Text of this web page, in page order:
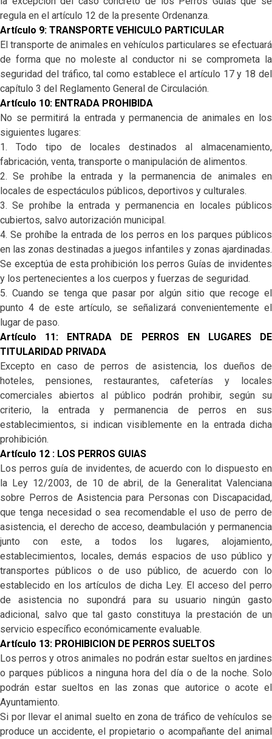
regula en el artículo 12 de la presente Ordenanza.
Artículo 9: TRANSPORTE VEHICULO PARTICULAR
El transporte de animales en vehículos particulares se efectuará
de forma que no moleste al conductor ni se comprometa la
seguridad del tráfico, tal como establece el artículo 17 y 18 del
capítulo 3 del Reglamento General de Circulación.
Artículo 10: ENTRADA PROHIBIDA
No se permitirá la entrada y permanencia de animales en los
siguientes lugares:
1. Todo tipo de locales destinados al almacenamiento,
fabricación, venta, transporte o manipulación de alimentos.
2. Se prohíbe la entrada y la permanencia de animales en
locales de espectáculos públicos, deportivos y culturales.
3. Se prohíbe la entrada y permanencia en locales públicos
cubiertos, salvo autorización municipal.
4. Se prohíbe la entrada de los perros en los parques públicos
en las zonas destinadas a juegos infantiles y zonas ajardinadas.
Se exceptúa de esta prohibición los perros Guías de invidentes
y los pertenecientes a los cuerpos y fuerzas de seguridad.
5. Cuando se tenga que pasar por algún sitio que recoge el
punto 4 de este artículo, se señalizará convenientemente el
lugar de paso.
Artículo 11: ENTRADA DE PERROS EN LUGARES DE
TITULARIDAD PRIVADA
Excepto en caso de perros de asistencia, los dueños de
hoteles, pensiones, restaurantes, cafeterías y locales
comerciales abiertos al público podrán prohibir, según su
criterio, la entrada y permanencia de perros en sus
establecimientos, si indican visiblemente en la entrada dicha
prohibición.
Artículo 12 : LOS PERROS GUIAS
Los perros guía de invidentes, de acuerdo con lo dispuesto en
la Ley 12/2003, de 10 de abril, de la Generalitat Valenciana
sobre Perros de Asistencia para Personas con Discapacidad,
que tenga necesidad o sea recomendable el uso de perro de
asistencia, el derecho de acceso, deambulación y permanencia
junto con este, a todos los lugares, alojamiento,
establecimientos, locales, demás espacios de uso público y
transportes públicos o de uso público, de acuerdo con lo
establecido en los artículos de dicha Ley. El acceso del perro
de asistencia no supondrá para su usuario ningún gasto
adicional, salvo que tal gasto constituya la prestación de un
servicio específico económicamente evaluable.
Artículo 13: PROHIBICION DE PERROS SUELTOS
Los perros y otros animales no podrán estar sueltos en jardines
o parques públicos a ninguna hora del día o de la noche. Solo
podrán estar sueltos en las zonas que autorice o acote el
Ayuntamiento.
Si por llevar el animal suelto en zona de tráfico de vehículos se
produce un accidente, el propietario o acompañante del animal